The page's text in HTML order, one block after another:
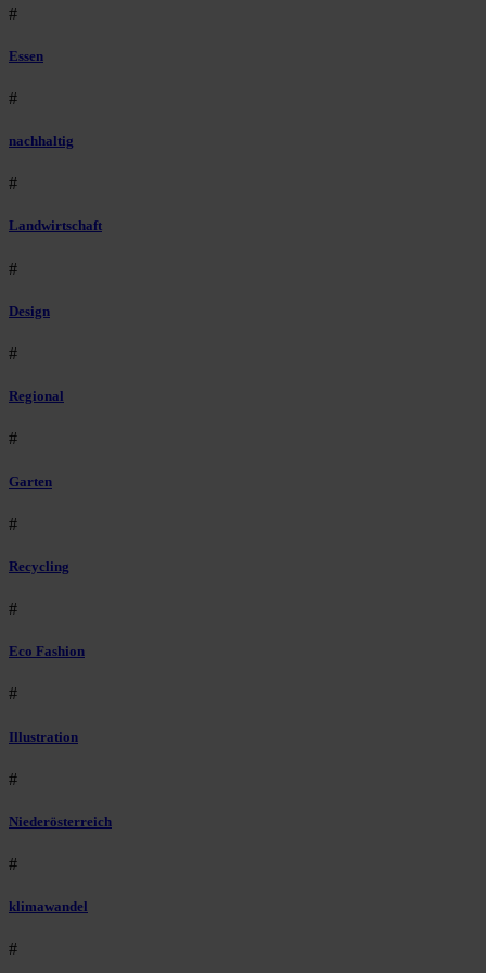
#
Essen
#
nachhaltig
#
Landwirtschaft
#
Design
#
Regional
#
Garten
#
Recycling
#
Eco Fashion
#
Illustration
#
Niederösterreich
#
klimawandel
#